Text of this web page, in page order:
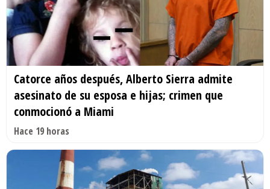
Catorce años después, Alberto Sierra admite
asesinato de su esposa e hijas; crimen que
conmocionó a Miami
Hace 19 horas